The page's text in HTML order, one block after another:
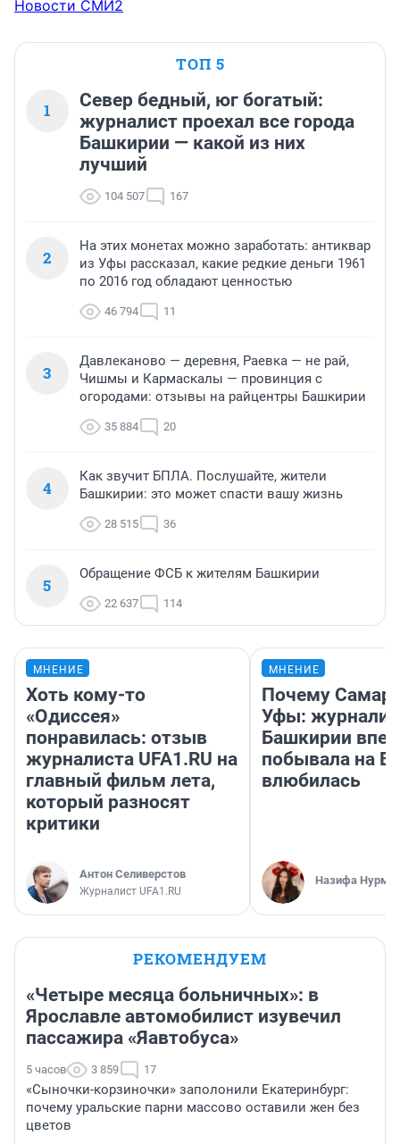
Новости СМИ2
ТОП 5
1
Север бедный, юг богатый:
журналист проехал все города
Башкирии — какой из них
лучший
104 507 167
2
На этих монетах можно заработать: антиквар
из Уфы рассказал, какие редкие деньги 1961
по 2016 год обладают ценностью
46 794 11
3
Давлеканово — деревня, Раевка — не рай,
Чишмы и Кармаскалы — провинция с
огородами: отзывы на райцентры Башкирии
35 884 20
4
Как звучит БПЛА. Послушайте, жители
Башкирии: это может спасти вашу жизнь
28 515 36
5
Обращение ФСБ к жителям Башкирии
22 637 114
МНЕНИЕ
Хоть кому-то
«Одиссея»
понравилась: отзыв
журналиста UFA1.RU на
главный фильм лета,
который разносят
критики
Антон Селиверстов
Журналист UFA1.RU
МНЕНИЕ
Почему
Уфы:
Башкирии
побывала на
влюбилась
Назифа
РЕКОМЕНДУЕМ
«Четыре месяца больничных»: в
Ярославле автомобилист изувечил
пассажира «Яавтобуса»
5 часов 3 859 17
«Сыночки-корзиночки» заполонили Екатеринбург:
почему уральские парни массово оставили жен без
цветов